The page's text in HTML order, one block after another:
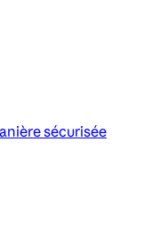
sécurisée